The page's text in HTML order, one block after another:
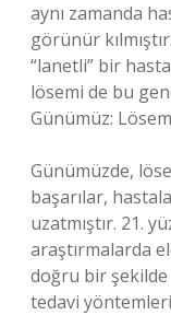
aynı zamanda
görünür
“lanetli” bir
lösemi de bu
Günümüz:
Günümüzde,
başarılar,
uzatmıştır. 21.
araştırmalarda
doğru bir şekilde
tedavi